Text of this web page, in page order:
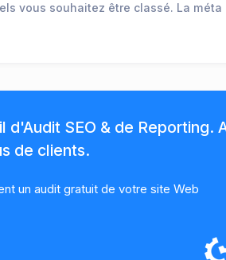
vous souhaitez être classé. La méta
d'Audit SEO & de Reporting.
de clients.
un audit gratuit de votre site Web